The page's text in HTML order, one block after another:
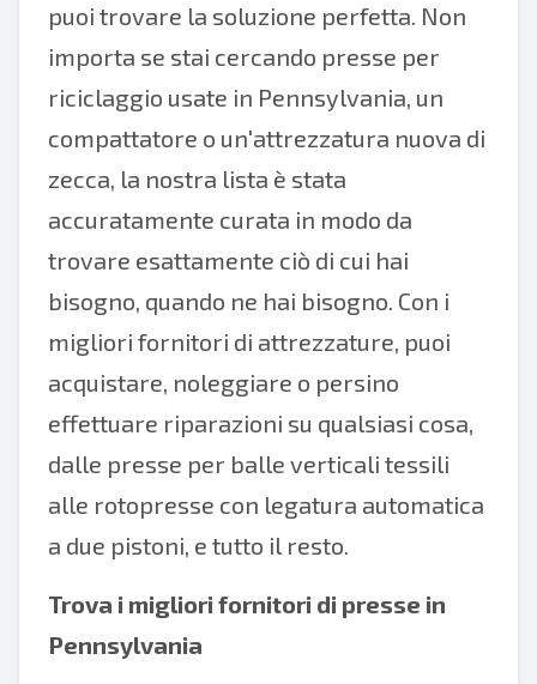
puoi trovare la soluzione perfetta. Non
importa se stai cercando presse per
riciclaggio usate in Pennsylvania, un
compattatore o un'attrezzatura nuova di
zecca, la nostra lista è stata
accuratamente curata in modo da
trovare esattamente ciò di cui hai
bisogno, quando ne hai bisogno. Con i
migliori fornitori di attrezzature, puoi
acquistare, noleggiare o persino
effettuare riparazioni su qualsiasi cosa,
dalle presse per balle verticali tessili
alle rotopresse con legatura automatica
a due pistoni, e tutto il resto.
Trova i migliori fornitori di presse in
Pennsylvania